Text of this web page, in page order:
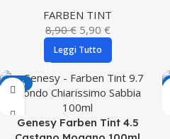
FARBEN TINT
8,90€ 5,90 €
Leggi Tutto
-34%
Genesy Farben Tint 4.5